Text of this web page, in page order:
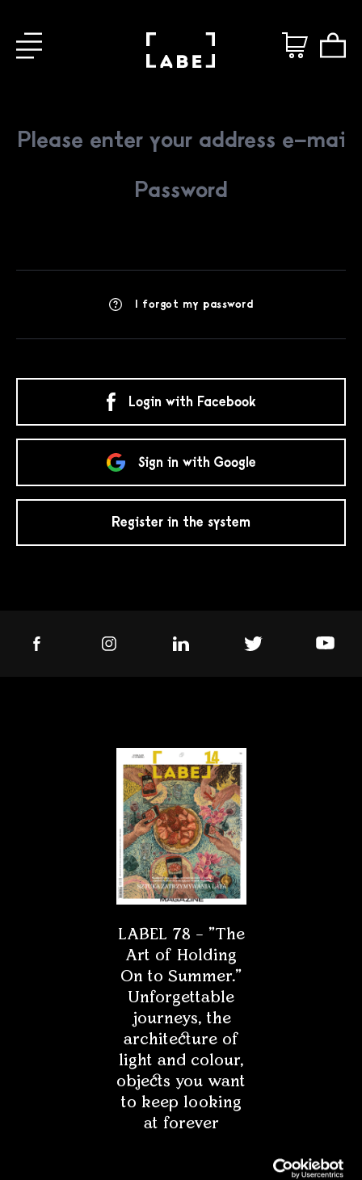
I forgot my password
Login with Facebook
Sign in with Google
Register in the system
LABEL 78 – "The
Art of Holding
On to Summer."
Unforgettable
journeys, the
architecture of
light and colour,
objects you want
to keep looking
at forever